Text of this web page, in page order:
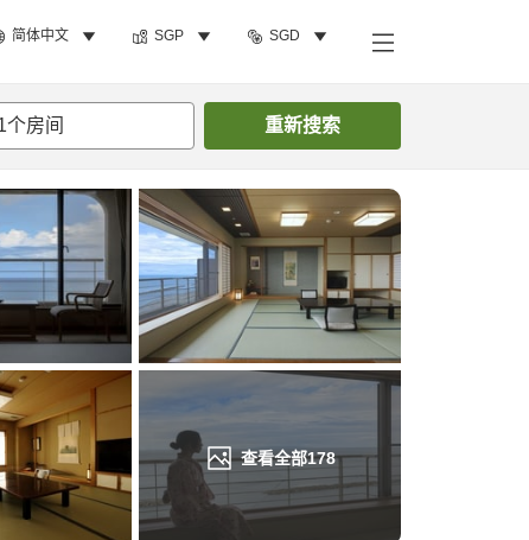
简体中文 SGP SGD
个房间 重新搜索
查看全部178
搜索客房